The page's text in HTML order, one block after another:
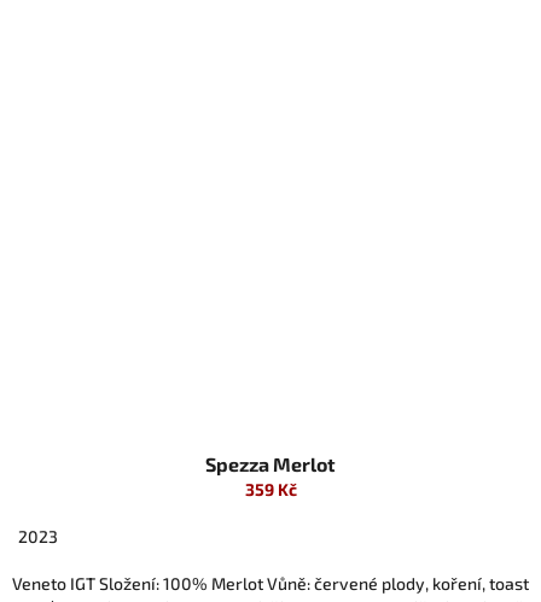
Spezza Merlot
359 Kč
2023
Veneto IGT Složení: 100% Merlot Vůně: červené plody, koření, toast